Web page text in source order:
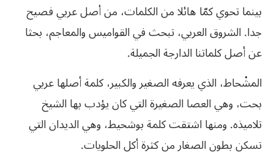
بينما تحوي كمّا هائلا من الكلمات، من أصل عربي فصيح
جدا. الشروق العربي، تبحث في القواميس والمعاجم، بحثا
عن أصل كلماتنا الدارجة الجميلة.
المشْحاط، الذي يعرفه الصغير والكبير، كلمة أصلها عربي
بحت، وهي العصا الصغيرة التي كان يؤدب بها الشيخ
تلاميذه. ومنها اشتقت كلمة بوشحيط، وهي الديدان التي
تسكن بطون الصغار من كثرة أكل الحلويات.